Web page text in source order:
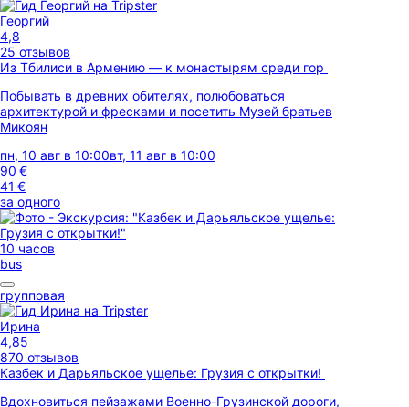
Георгий
4,8
25 отзывов
Из Тбилиси в Армению — к монастырям среди гор
Побывать в древних обителях, полюбоваться
архитектурой и фресками и посетить Музей братьев
Микоян
пн, 10 авг в 10:00вт, 11 авг в 10:00
90 €
41 €
за одного
10 часов
bus
групповая
Ирина
4,85
870 отзывов
Казбек и Дарьяльское ущелье: Грузия с открытки!
Вдохновиться пейзажами Военно-Грузинской дороги,